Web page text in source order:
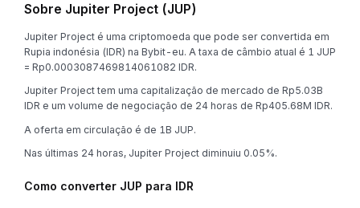
Sobre Jupiter Project (JUP)
Jupiter Project é uma criptomoeda que pode ser convertida em
Rupia indonésia (IDR) na Bybit-eu. A taxa de câmbio atual é 1 JUP
= Rp0.0003087469814061082 IDR.
Jupiter Project tem uma capitalização de mercado de Rp5.03B
IDR e um volume de negociação de 24 horas de Rp405.68M IDR.
A oferta em circulação é de 1B JUP.
Nas últimas 24 horas, Jupiter Project diminuiu 0.05%.
Como converter JUP para IDR